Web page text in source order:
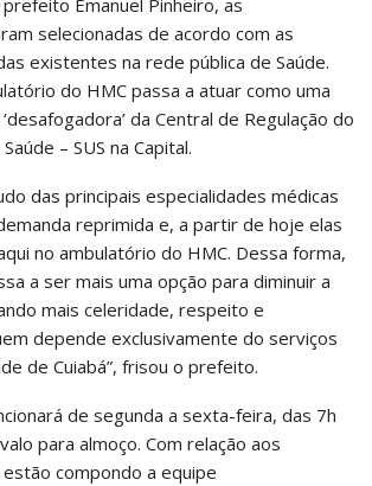
selecionadas de acordo com as
existentes na rede pública de Saúde.
do HMC passa a atuar como uma
da Central de Regulação do
– SUS na Capital.
das principais especialidades médicas
reprimida e, a partir de hoje elas
no ambulatório do HMC. Dessa forma,
a ser mais uma opção para diminuir a
mais celeridade, respeito e
depende exclusivamente do serviços
de Cuiabá”, frisou o prefeito.
de segunda a sexta-feira, das 7h
para almoço. Com relação aos
compondo a equipe